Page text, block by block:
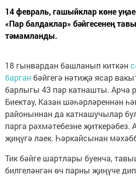
14 февраль, гашыйклар көне
«Пар балдаклар» бәйгесенең
тәмамланды.
18 гынвардан башланып киткән
барган бәйгегә нәтиҗә ясар
барлыгы 43 пар катнашты. Арча
Биектау, Казан шәһәрләреннән
районыннан да катнашучылар
парга рәхмәтебезне
җиңүгә лаек. Һәркайсынан
Тик бәйге шартлары буенча,
билгеләнгән өч парны җиңүче